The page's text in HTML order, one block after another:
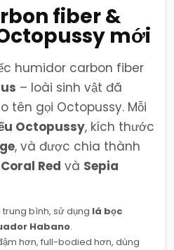
fiber &
mới
humidor carbon fiber
– loài sinh vật đã
tên gọi Octopussy. Mỗi
Octopussy, kích thước
, và được chia thành
Coral Red và Sepia
bình, sử dụng lá bọc
Habano.
hơn, full-bodied hơn, dùng